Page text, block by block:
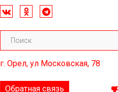
г. Орел, ул Московская, 78
Обратная связь